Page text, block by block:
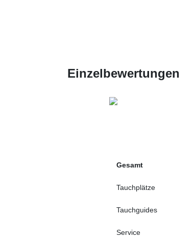
Einzelbewertungen
Gesamt
Tauchplätze
Tauchguides
Service